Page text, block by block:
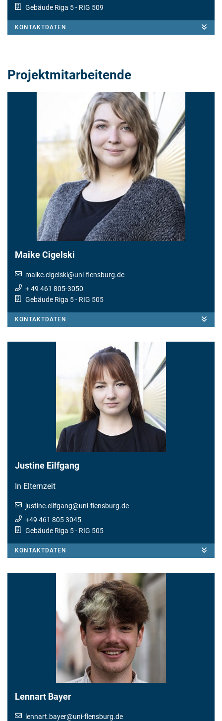
Gebäude Riga 5- RIG 509
KONTAKTDATEN
Projektmitarbeitende
Maike Cigelski
maike.cigelski@uni-flensburg.de
+ 49 461 805-3050
Gebäude Riga 5- RIG 505
KONTAKTDATEN
Justine Eilfgang
In Elternzeit
justine.eilfgang@uni-flensburg.de
+49 461 805 3045
Gebäude Riga 5- RIG 505
KONTAKTDATEN
Lennart Bayer
lennart.bayer@uni-flensburg.de